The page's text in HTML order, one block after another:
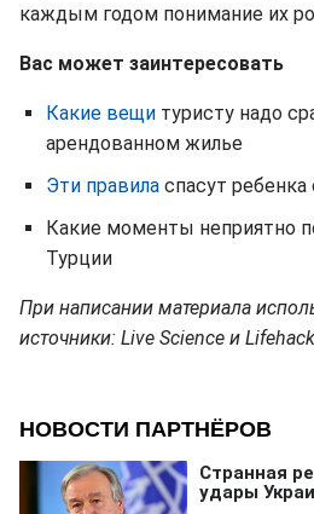
каждым годом понимание их
Вас может заинтересовать
Какие вещи туристу надо
арендованном жилье
Эти правила спасут
Какие моменты неприятно
Турции
При написании материала
источники: Live Science и